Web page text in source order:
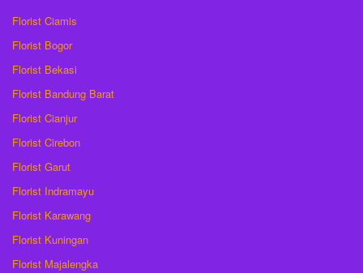
Florist Ciamis
Florist Bogor
Florist Bekasi
Florist Bandung Barat
Florist Cianjur
Florist Cirebon
Florist Garut
Florist Indramayu
Florist Karawang
Florist Kuningan
Florist Majalengka